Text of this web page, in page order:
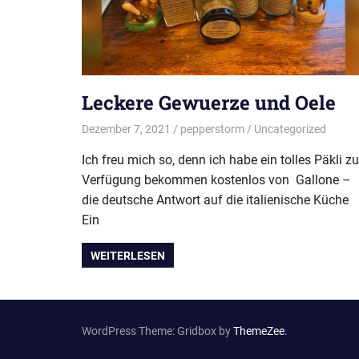
Leckere Gewuerze und Oele
Dezember 7, 2021 pepperstorm Uncategorized
Ich freu mich so, denn ich habe ein tolles Päkli
Verfügung bekommen kostenlos von Gallone –
die deutsche Antwort auf die italienische Küche
Ein
WEITERLESEN
WordPress Theme: Gridbox byThemeZee.